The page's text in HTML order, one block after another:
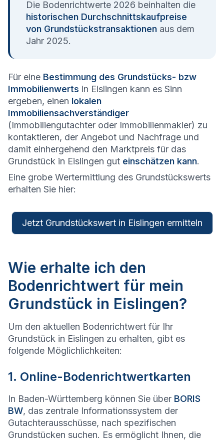
Die Bodenrichtwerte 2026 beinhalten die
historischen Durchschnittskaufpreise
von Grundstückstransaktionen aus dem
Jahr 2025.
Für eine Bestimmung des Grundstücks- bzw
Immobilienwerts in Eislingen kann es Sinn
ergeben, einen lokalen
Immobiliensachverständiger
(Immobiliengutachter oder Immobilienmakler) zu
kontaktieren, der Angebot und Nachfrage und
damit einhergehend den Marktpreis für das
Grundstück in Eislingen gut einschätzen kann.
Eine grobe Wertermittlung des Grundstückswerts
erhalten Sie hier:
Jetzt Grundstückswert in Eislingen ermitteln
Wie erhalte ich den
Bodenrichtwert für mein
Grundstück in Eislingen?
Um den aktuellen Bodenrichtwert für Ihr
Grundstück in Eislingen zu erhalten, gibt es
folgende Möglichlichkeiten:
1. Online-Bodenrichtwertkarten
In Baden-Württemberg können Sie über BORIS
BW, das zentrale Informationssystem der
Gutachterausschüsse, nach spezifischen
Grundstücken suchen. Es ermöglicht Ihnen, die